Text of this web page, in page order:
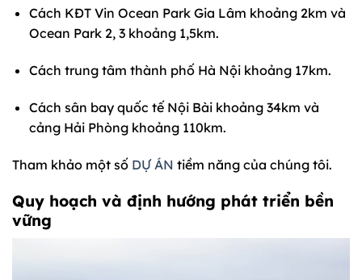
Cách KĐT Vin Ocean Park Gia Lâm khoảng 2km và
Ocean Park 2, 3 khoảng 1,5km.
Cách trung tâm thành phố Hà Nội khoảng 17km.
Cách sân bay quốc tế Nội Bài khoảng 34km và
cảng Hải Phòng khoảng 110km.
Tham khảo một số DỰ ÁN tiềm năng của chúng tôi.
Quy hoạch và định hướng phát triển bền
vững